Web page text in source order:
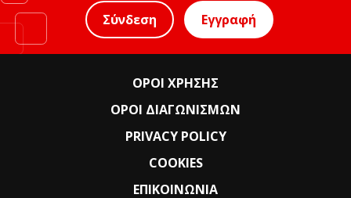
Σύνδεση Εγγραφή
ΟΡΟΙ ΧΡΗΣΗΣ
ΟΡΟΙ ΔΙΑΓΩΝΙΣΜΩΝ
PRIVACY POLICY
COOKIES
ΕΠΙΚΟΙΝΩΝΙΑ